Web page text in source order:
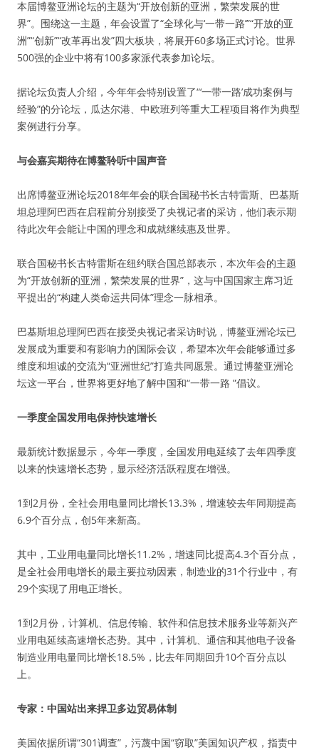
本届博鳌亚洲论坛的主题为“开放创新的亚洲，繁荣发展的世
界”。围绕这一主题，年会设置了“全球化与‘一带一路’”“开放的亚
洲”“创新”“改革再出发”四大板块，将展开60多场正式讨论。世界
500强的企业中将有100多家派代表参加论坛。
据论坛负责人介绍，今年年会特别设置了“‘一带一路’成功案例与
经验”的分论坛，瓜达尔港、中欧班列等重大工程项目将作为典型
案例进行分享。
与会嘉宾期待在博鳌聆听中国声音
出席博鳌亚洲论坛2018年年会的联合国秘书长古特雷斯、巴基斯
坦总理阿巴西在启程前分别接受了央视记者的采访，他们表示期
待此次年会能让中国的理念和成就继续惠及世界。
联合国秘书长古特雷斯在纽约联合国总部表示，本次年会的主题
为“开放创新的亚洲，繁荣发展的世界”，这与中国国家主席习近
平提出的“构建人类命运共同体”理念一脉相承。
巴基斯坦总理阿巴西在接受央视记者采访时说，博鳌亚洲论坛已
发展成为重要和有影响力的国际会议，希望本次年会能够通过多
维度和坦诚的交流为“亚洲世纪”打造共同愿景。通过博鳌亚洲论
坛这一平台，世界将更好地了解中国和“一带一路 ”倡议。
一季度全国发用电保持快速增长
最新统计数据显示，今年一季度，全国发用电延续了去年四季度
以来的快速增长态势，显示经济活跃程度在增强。
1到2月份，全社会用电量同比增长13.3%，增速较去年同期提高
6.9个百分点，创5年来新高。
其中，工业用电量同比增长11.2%，增速同比提高4.3个百分点，
是全社会用电增长的最主要拉动因素，制造业的31个行业中，有
29个实现了用电正增长。
1到2月份，计算机、信息传输、软件和信息技术服务业等新兴产
业用电延续高速增长态势。其中，计算机、通信和其他电子设备
制造业用电量同比增长18.5%，比去年同期回升10个百分点以
上。
专家：中国站出来捍卫多边贸易体制
美国依据所谓“301调查”，污蔑中国“窃取”美国知识产权，指责中